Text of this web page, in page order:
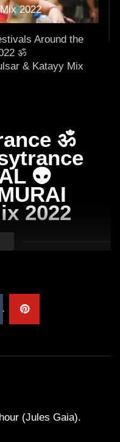
Arnstadt – Arntekk
2019 DJ SchieMan
2022
Around the
ॐ
& Katayy Mix
|Festival Warm Up
/ BOOM
Psytrance ॐ
Mix 2022
LIVE Mix
ॐ
👽
2022
(Jules Gaia).